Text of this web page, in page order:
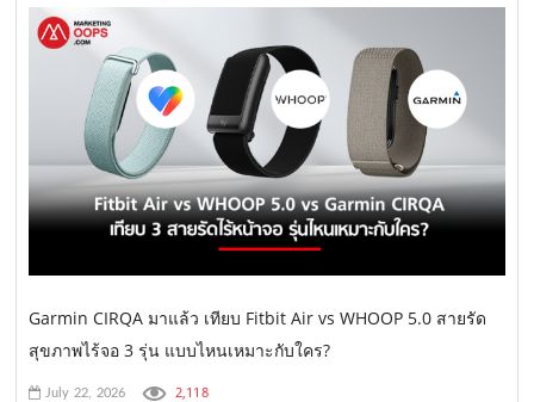
Garmin CIRQA มาแล้ว เทียบ Fitbit Air vs WHOOP 5.0 สายรัด
สุขภาพไร้จอ 3 รุ่น แบบไหนเหมาะกับใคร?
July 22, 2026 2,118